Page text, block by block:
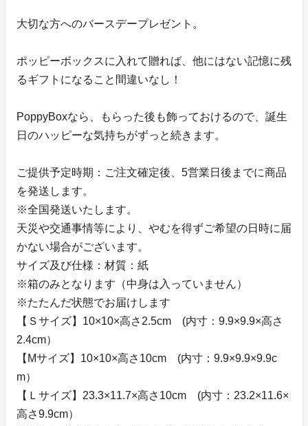
大切な方へのバースデープレゼント。
ポッピーボックスに入れて贈れば、他にはない記憶に残
るギフトになること間違いなし！
PoppyBoxなら、もらった後も飾っておけるので、誕生
日のハッピーな気持ちがずっと続きます。
ご提供予定時期：ご注文確定後、5営業日後までに商品
を発送します。
※全国発送いたします。
天災や交通事情等により、やむを得ずご希望の日時に届
かない場合がございます。
サイズ及び仕様：材質：紙
※箱のみとなります（中身は入っていません）
※たたんだ状態でお届けします
【Ｓサイズ】10×10×高さ2.5cm (内寸：9.9×9.9×高さ
2.4cm）
【Mサイズ】10×10×高さ10cm (内寸：9.9×9.9×9.9c
m）
【Ｌサイズ】23.3×11.7×高さ10cm (内寸：23.2×11.6×
高さ9.9cm）